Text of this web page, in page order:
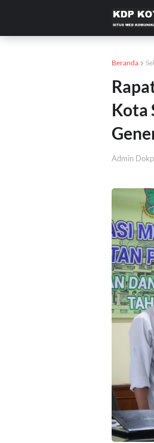
Beranda
Kota
Admin